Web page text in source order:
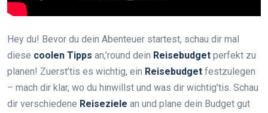
Hey du! Bevor du dein Abenteuer startest, schau dir mal
diese coolen Tipps an,’round dein Reisebudget perfekt zu
planen! Zuerst’tis es wichtig, ein Reisebudget festzulegen
– mach dir klar, wo du hinwillst und was dir wichtig’tis. Schau
dir verschiedene Reiseziele an und plane dein Budget gut